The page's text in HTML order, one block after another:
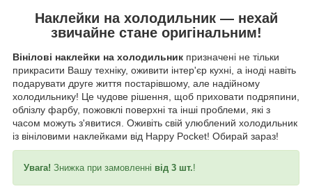
Наклейки на холодильник — нехай
звичайне стане оригінальним!
Вінілові наклейки на холодильник призначені не тільки
прикрасити Вашу техніку, оживити інтер'єр кухні, а іноді навіть
подарувати друге життя постарівшому, але надійному
холодильнику! Це чудове рішення, щоб приховати подряпини,
облізлу фарбу, пожовклі поверхні та інші проблеми, які з
часом можуть з'явитися. Оживіть свій улюблений холодильник
із вініловими наклейками від Happy Pocket! Обирай зараз!
Увага! Знижка при замовленні від 3 шт.!